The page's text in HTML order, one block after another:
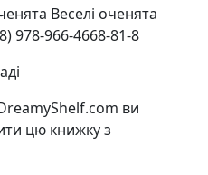
Веселі оченята
978-966-4668-81-8
ви
цю книжку з